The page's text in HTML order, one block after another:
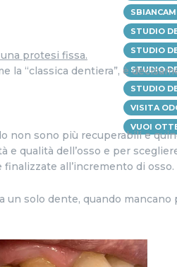
protesi fissa.
“classica dentiera”, è
non sono più recuperabili e
qualità dell’osso e per
all’incremento di osso.
un solo dente, quando
STUDIO
STUDIO
STUDIO
STUDIO
VISITA
VUOI